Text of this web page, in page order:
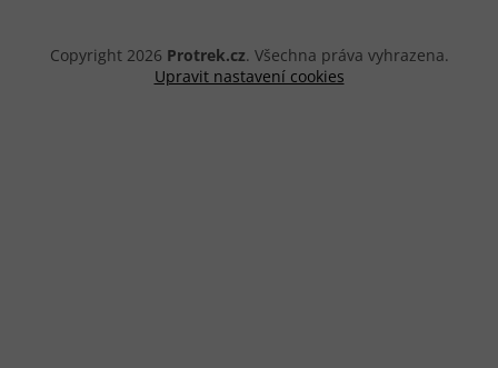
Copyright 2026 Protrek.cz. Všechna práva vyhrazena.
Upravit nastavení cookies